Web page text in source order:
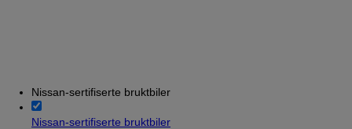
Nissan-sertifiserte bruktbiler
Nissan-sertifiserte bruktbiler